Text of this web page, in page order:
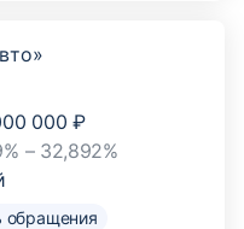
000 ₽
– 32,892%
обращения